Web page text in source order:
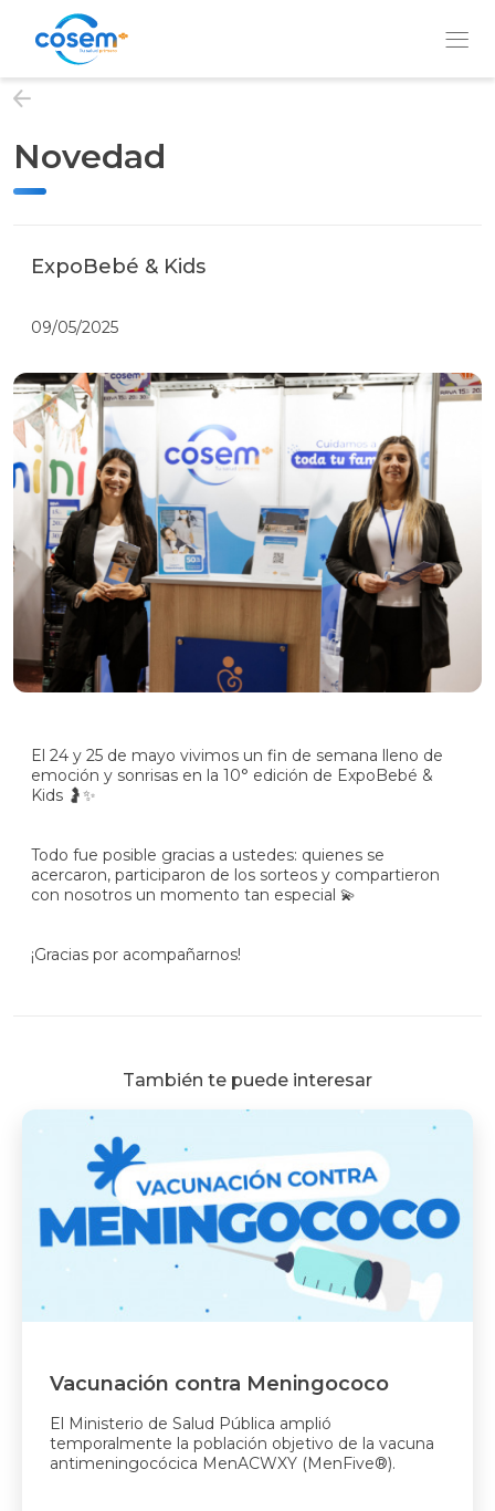
con
nosotros
Institución
Servicios
Prevención
Bienestar
QUIERO
SER
SOCIO
AUTOGESTIÓN
Novedad
ExpoBebé & Kids
09/05/2025
El 24 y 25 de mayo vivimos un fin de semana lleno de
emoción y sonrisas en la 10° edición de ExpoBebé &
Kids 🤰✨
Todo fue posible gracias a ustedes: quienes se
acercaron, participaron de los sorteos y compartieron
con nosotros un momento tan especial 💫
¡Gracias por acompañarnos!
También te puede interesar
Vacunación contra Meningococo
El Ministerio de Salud Pública amplió
temporalmente la población objetivo de la vacuna
antimeningocócica MenACWXY (MenFive®).